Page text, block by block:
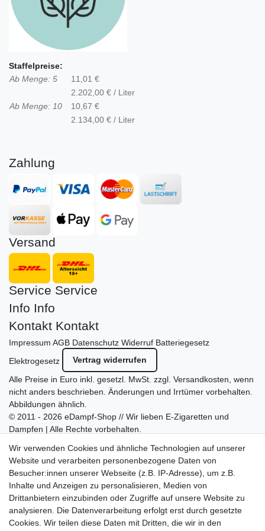
Staffelpreise:
Ab Menge: 5
11,01 €
2.202,00 € / Liter
Ab Menge: 10
10,67 €
2.134,00 € / Liter
Zahlung
Versand
Service Service
Info Info
Kontakt Kontakt
Impressum AGB Datenschutz Widerruf Batteriegesetz
Elektrogesetz
Vertrag widerrufen
Alle Preise in Euro inkl. gesetzl. MwSt. zzgl. Versandkosten, wenn
nicht anders beschrieben. Änderungen und Irrtümer vorbehalten.
Abbildungen ähnlich.
© 2011 - 2026 eDampf-Shop // Wir lieben E-Zigaretten und
Dampfen | Alle Rechte vorbehalten.
mit vielen spannenden Artikeln.
Bitte entschuldigen Sie, wenn wir telefonisch wegen hoher
betrieblicher Auslastung nicht erreichbar sein sollten.
Schreiben Sie uns gerne eine E-Mail mit Ihrer Telefonnummer
und der Bitte um Rückruf.
Wir rufen Sie schnellstmöglich zurück.
Wir verwenden Cookies und ähnliche Technologien auf unserer
Website und verarbeiten personenbezogene Daten von
Besucher:innen unserer Webseite (z.B. IP-Adresse), um z.B.
Inhalte und Anzeigen zu personalisieren, Medien von
Drittanbietern einzubinden oder Zugriffe auf unsere Website zu
analysieren. Die Datenverarbeitung erfolgt erst durch gesetzte
Cookies. Wir teilen diese Daten mit Dritten, die wir in den